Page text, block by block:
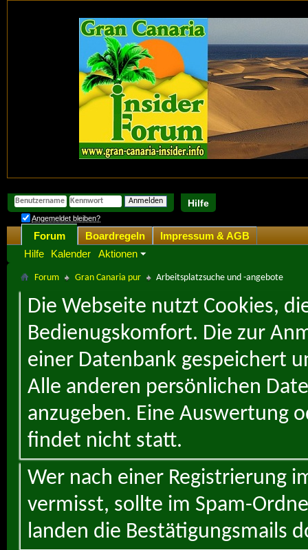
Hilfe
Angemeldet bleiben?
Forum
Hilfe
Kalender Aktionen
Boardregeln Impressum & AGB
Forum Gran Canaria pur Arbeitsplatzsuche und -angebote
Die Webseite nutzt Cookies,
Bedienugskomfort. Die zur
einer Datenbank gespeichert
Alle anderen persönlichen
anzugeben. Eine Auswertung
findet nicht statt.
Wer nach einer Registrierung
vermisst, sollte im Spam-
landen die Bestätigungsmails